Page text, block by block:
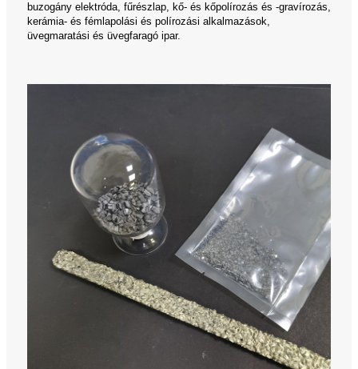
buzogány elektróda, fűrészlap, kő- és kőpolírozás és -gravírozás,
kerámia- és fémlapolási és polírozási alkalmazások,
üvegmaratási és üvegfaragó ipar.